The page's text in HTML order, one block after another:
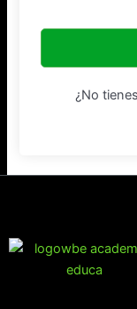
¿No